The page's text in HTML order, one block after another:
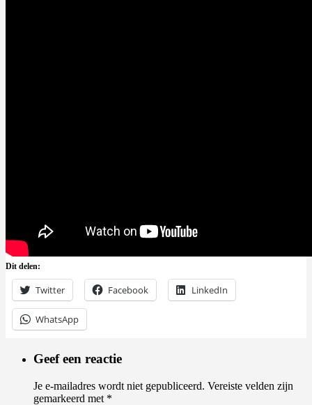
Dit delen:
Twitter Facebook LinkedIn
WhatsApp
Geef een reactie
Je e-mailadres wordt niet gepubliceerd. Vereiste velden zijn
gemarkeerd met *